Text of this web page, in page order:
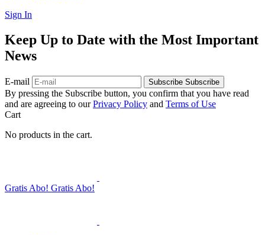
Sign In
Keep Up to Date with the Most Important
News
E-mail Subscribe Subscribe
By pressing the Subscribe button, you confirm that you have read
and are agreeing to ourPrivacy Policy and Terms of Use
Cart
No products in the cart.
Gratis Abo! Gratis Abo!